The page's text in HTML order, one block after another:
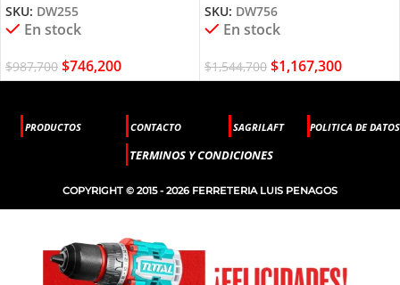
SKU: DW255
En stock
$987,700 $746,200
SKU: DW756
En stock
$1,544,700 $1,167,300
PRODUCTOS CONTACTO SAGRILAFT POLITICA DE DATOS
TERMINOS Y CONDICIONES
COPYRIGHT © 2015 - 2026 FERRETERIA LUIS PENAGOS